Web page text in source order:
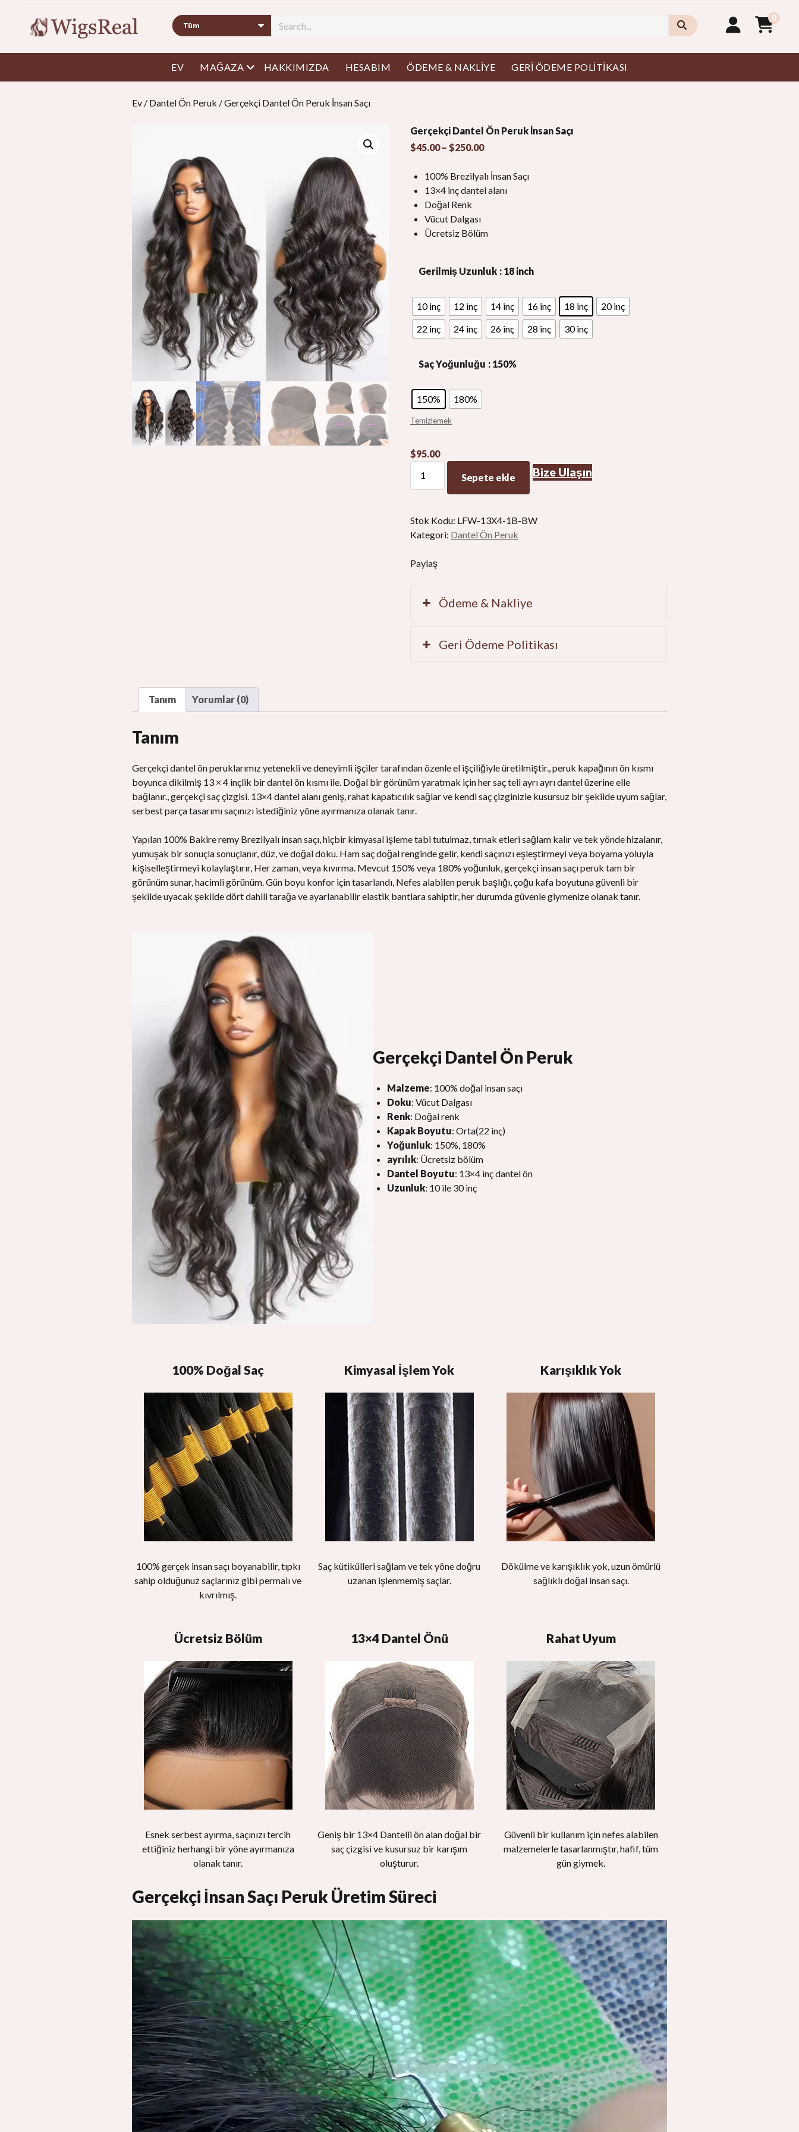
Aramak 0
EV MAĞAZA menüyü aç
HAKKIMIZDA HESABIM ÖDEME & NAKLIYE GERI ÖDEME POLITIKASI
Ev / Dantel Ön Peruk / Gerçekçi Dantel Ön Peruk İnsan Saçı
Gerçekçi Dantel Ön Peruk İnsan Saçı
$45.00 – $250.00Fiyat
$45.00
başından
$250.00
100% Brezilyalı İnsan Saçı
13×4 inç dantel alanı
Doğal Renk
Vücut Dalgası
Ücretsiz Bölüm
Gerilmiş Uzunluk : 18 inch
10 inç 12 inç 14 inç 16 inç 18 inç
20 inç
22 inç
24 inç 26 inç 28 inç 30 inç
Saç Yoğunluğu : 150%
150% 180%
Temizlemek
$95.00
Dantel
İnsan
Saçı
Sepete ekle Bize Ulaşın
Stok Kodu: LFW-13X4-1B-BW
Kategori: Dantel Ön Peruk
Paylaş
Ödeme & Nakliye
Geri Ödeme Politikası
Tanım Yorumlar (0)
Tanım
Gerçekçi dantel ön peruklarımız yetenekli ve deneyimli işçiler tarafından özenle el işçiliğiyle üretilmiştir., peruk kapağının ön kısmı
boyunca dikilmiş 13 × 4 inçlik bir dantel ön kısmı ile. Doğal bir görünüm yaratmak için her saç teli ayrı ayrı dantel üzerine elle
bağlanır., gerçekçi saç çizgisi. 13×4 dantel alanı geniş, rahat kapatıcılık sağlar ve kendi saç çizginizle kusursuz bir şekilde uyum sağlar,
serbest parça tasarımı saçınızı istediğiniz yöne ayırmanıza olanak tanır.
Yapılan 100% Bakire remy Brezilyalı insan saçı, hiçbir kimyasal işleme tabi tutulmaz, tırnak etleri sağlam kalır ve tek yönde hizalanır,
yumuşak bir sonuçla sonuçlanır, düz, ve doğal doku. Ham saç doğal renginde gelir, kendi saçınızı eşleştirmeyi veya boyama yoluyla
kişiselleştirmeyi kolaylaştırır, Her zaman, veya kıvırma. Mevcut 150% veya 180% yoğunluk, gerçekçi insan saçı peruk tam bir
görünüm sunar, hacimli görünüm. Gün boyu konfor için tasarlandı, Nefes alabilen peruk başlığı, çoğu kafa boyutuna güvenli bir
şekilde uyacak şekilde dört dahili tarağa ve ayarlanabilir elastik bantlara sahiptir, her durumda güvenle giymenize olanak tanır.
Gerçekçi Dantel Ön Peruk
Malzeme: 100% doğal insan saçı
Doku: Vücut Dalgası
Renk: Doğal renk
Kapak Boyutu: Orta(22 inç)
Yoğunluk: 150%, 180%
ayrılık: Ücretsiz bölüm
Dantel Boyutu: 13×4 inç dantel ön
Uzunluk: 10 ile 30 inç
100% Doğal Saç
100% gerçek insan saçı boyanabilir, tıpkı
sahip olduğunuz saçlarınız gibi permalı ve
kıvrılmış.
Kimyasal İşlem Yok
Saç kütikülleri sağlam ve tek yöne doğru
uzanan işlenmemiş saçlar.
Karışıklık Yok
Dökülme ve karışıklık yok, uzun ömürlü
sağlıklı doğal insan saçı.
Ücretsiz Bölüm
Esnek serbest ayırma, saçınızı tercih
ettiğiniz herhangi bir yöne ayırmanıza
olanak tanır.
13×4 Dantel Önü
Geniş bir 13×4 Dantelli ön alan doğal bir
saç çizgisi ve kusursuz bir karışım
oluşturur.
Rahat Uyum
Güvenli bir kullanım için nefes alabilen
malzemelerle tasarlanmıştır, hafif, tüm
gün giymek.
Gerçekçi İnsan Saçı Peruk Üretim Süreci